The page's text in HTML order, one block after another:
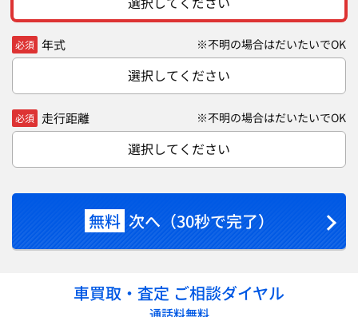
必須 年式 ※不明の場合はだいたいでOK
選択してください
必須 走行距離 ※不明の場合はだいたいでOK
選択してください
無料 次へ（30秒で完了）
車買取・査定 ご相談ダイヤル
通話料無料